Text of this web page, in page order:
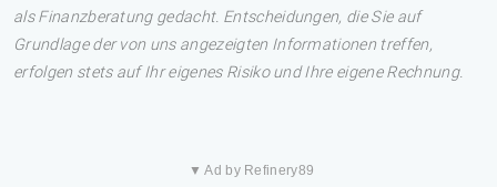
als Finanzberatung gedacht. Entscheidungen, die Sie auf
Grundlage der von uns angezeigten Informationen treffen,
erfolgen stets auf Ihr eigenes Risiko und Ihre eigene Rechnung.
▼ Ad by Refinery89